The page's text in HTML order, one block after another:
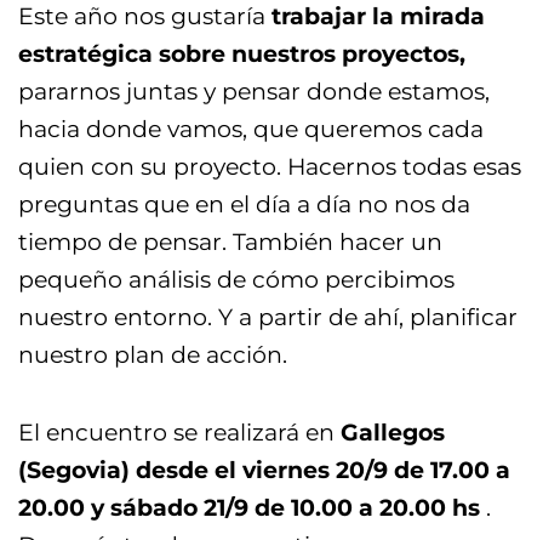
Este año nos gustaría trabajar la mirada
estratégica sobre nuestros proyectos,
pararnos juntas y pensar donde estamos,
hacia donde vamos, que queremos cada
quien con su proyecto. Hacernos todas esas
preguntas que en el día a día no nos da
tiempo de pensar. También hacer un
pequeño análisis de cómo percibimos
nuestro entorno. Y a partir de ahí, planificar
nuestro plan de acción.
El encuentro se realizará en Gallegos
(Segovia) desde el viernes 20/9 de 17.00 a
20.00 y sábado 21/9 de 10.00 a 20.00 hs .